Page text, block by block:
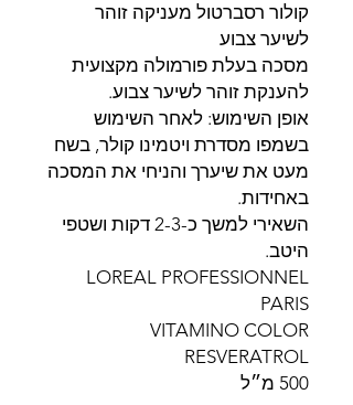
קולור רסברטול מעניקה זוהר
לשיער צבוע
מסכה בעלת פורמולה מקצועית
להענקת זוהר לשיער צבוע.
אופן השימוש: לאחר השימוש
בשמפו מסדרת ויטמינו קולר, בשח
מעט את שיערך והניחי את המסכה
באחידות.
השאירי למשך כ-2-3 דקות ושטפי
היטב.
LOREAL PROFESSIONNEL
PARIS
VITAMINO COLOR
RESVERATROL
500 מ״ל